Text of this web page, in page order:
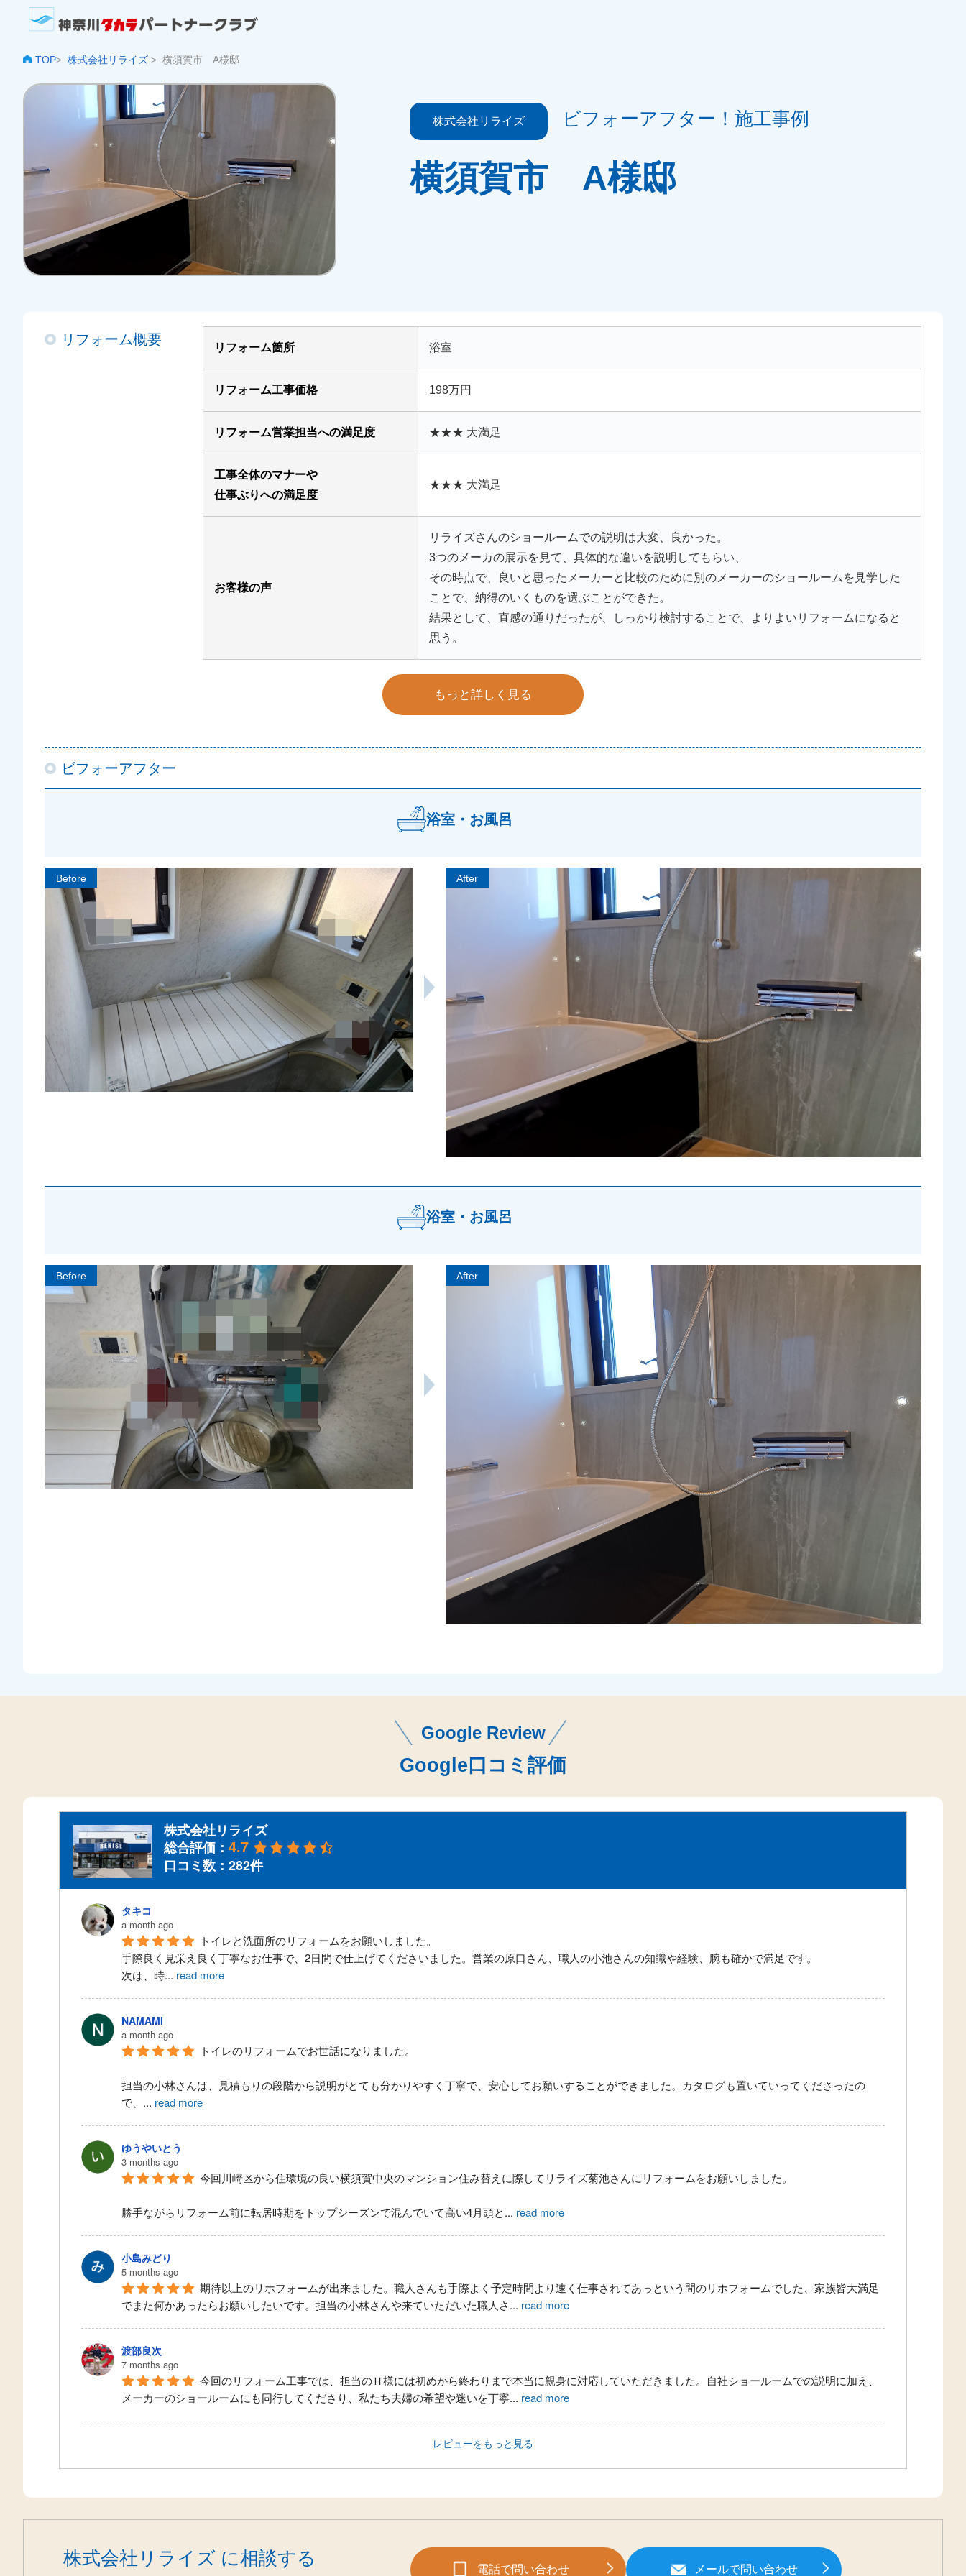
TOP> 株式会社リライズ > 横須賀市 A様邸
株式会社リライズ ビフォーアフター！施工事例
横須賀市 A様邸
リフォーム概要
リフォーム箇所 浴室
リフォーム工事価格 198万円
リフォーム営業担当への満足度 ★★★ 大満足
工事全体のマナーや
仕事ぶりへの満足度
★★★ 大満足
お客様の声
リライズさんのショールームでの説明は大変、良かった。
3つのメーカの展示を見て、具体的な違いを説明してもらい、
その時点で、良いと思ったメーカーと比較のために別のメーカーのショールームを見学した
ことで、納得のいくものを選ぶことができた。
結果として、直感の通りだったが、しっかり検討することで、よりよいリフォームになると
思う。
もっと詳しく見る
ビフォーアフター
浴室・お風呂
Before After
浴室・お風呂
Before After
Google Review
Google口コミ評価
株式会社リライズ
総合評価： 4.7
口コミ数：282件
タキコ
a month ago
トイレと洗面所のリフォームをお願いしました。
手際良く見栄え良く丁寧なお仕事で、2日間で仕上げてくださいました。営業の原口さん、職人の小池さんの知識や経験、腕も確かで満足です。
次は、時... read more
NAMAMI
a month ago
トイレのリフォームでお世話になりました。
担当の小林さんは、見積もりの段階から説明がとても分かりやすく丁寧で、安心してお願いすることができました。カタログも置いていってくださったの
で、 ... read more
ゆうやいとう
3 months ago
今回川崎区から住環境の良い横須賀中央のマンション住み替えに際してリライズ菊池さんにリフォームをお願いしました。
勝手ながらリフォーム前に転居時期をトップシーズンで混んでいて高い4月頭と... read more
小島みどり
5 months ago
期待以上のリホフォームが出来ました。職人さんも手際よく予定時間より速く仕事されてあっという間のリホフォームでした、家族皆大満足
でまた何かあったらお願いしたいです。担当の小林さんや来ていただいた職人さ... read more
渡部良次
7 months ago
今回のリフォーム工事では、担当のＨ様には初めから終わりまで本当に親身に対応していただきました。自社ショールームでの説明に加え、
メーカーのショールームにも同行してくださり、私たち夫婦の希望や迷いを丁寧... read more
レビューをもっと見る
株式会社リライズ に相談する
電話で問い合わせ メールで問い合わせ